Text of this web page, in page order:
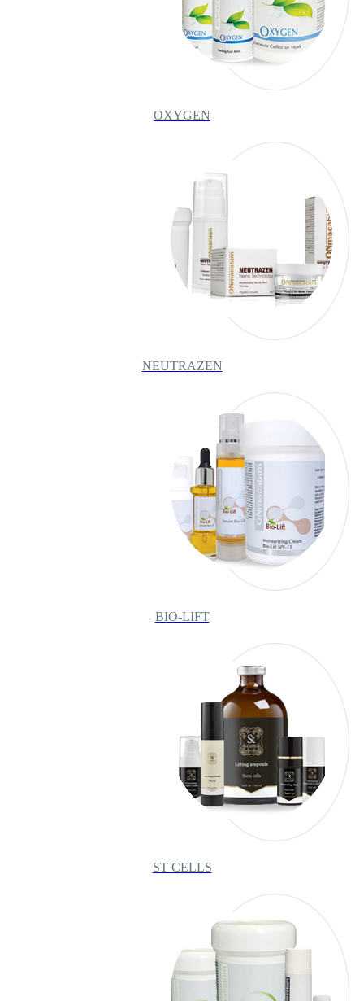
OXYGEN
NEUTRAZEN
BIO-LIFT
ST CELLS